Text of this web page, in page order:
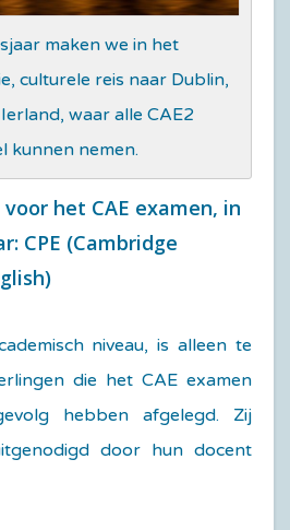
maken we in het
culturele reis naar Dublin,
waar alle CAE2
kunnen nemen.
het CAE examen, in
CPE (Cambridge
niveau, is alleen te
die het CAE examen
hebben afgelegd. Zij
door hun docent